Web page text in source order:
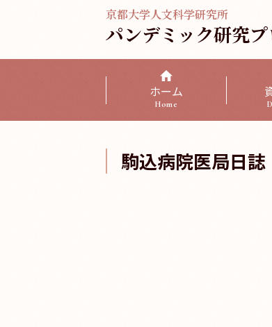
京都大学人文科学研究所
パンデミック研究
ホーム
Home
駒込病院医局日